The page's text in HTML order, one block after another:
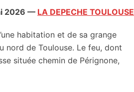
2026 — LA DEPECHE TOULOUSE
habitation et de sa grange
nord de Toulouse. Le feu, dont
située chemin de Pérignone,